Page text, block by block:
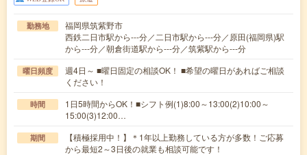
勤務地
福岡県筑紫野市
西鉄二日市駅から---分／二日市駅から---分／原田(福岡県)駅
から---分／朝倉街道駅から---分／筑紫駅から---分
曜日頻度
週4日～ ■曜日固定の相談OK！ ■希望の曜日があればご相談
ください！
時間
1日5時間からOK！■シフト例(1)8:00～13:00(2)10:00～
15:00(3)12:00…
期間
【積極採用中！】＊1年以上勤務している方が多数！ご応募
から最短2～3日後の就業も相談可能です！